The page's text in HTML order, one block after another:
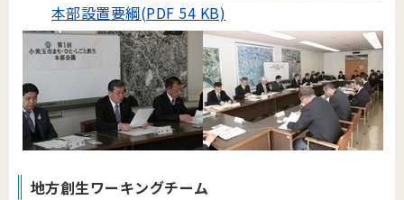
本部設置要綱(PDF 54 KB)
地方創生ワーキングチーム